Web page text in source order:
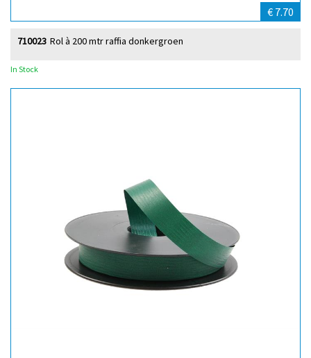
€ 7.70
Rol à 200 mtr raffia donkergroen
710023
In Stock